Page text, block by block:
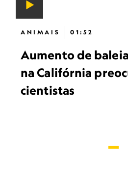
ANIMAIS 01:52
Aumento de
na Califórnia
cientistas